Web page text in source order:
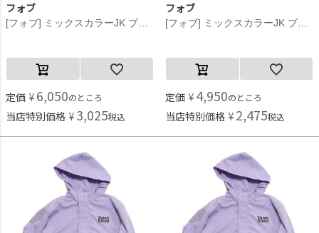
フォブ
定価 ¥ 6,050のところ
当店特別価格 ¥ 3,025税込
フォブ
定価 ¥ 4,950のところ
当店特別価格 ¥ 2,475税込